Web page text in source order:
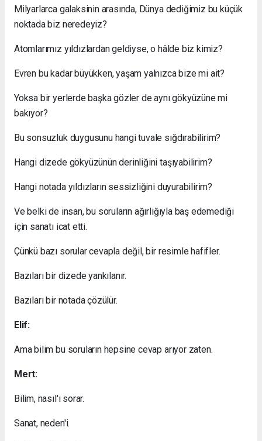
Milyarlarca galaksinin arasında, Dünya dediğimiz bu küçük
noktada biz neredeyiz?
Atomlarımız yıldızlardan geldiyse, o hâlde biz kimiz?
Evren bu kadar büyükken, yaşam yalnızca bize mi ait?
Yoksa bir yerlerde başka gözler de aynı gökyüzüne mi
bakıyor?
Bu sonsuzluk duygusunu hangi tuvale sığdırabilirim?
Hangi dizede gökyüzünün derinliğini taşıyabilirim?
Hangi notada yıldızların sessizliğini duyurabilirim?
Ve belki de insan, bu soruların ağırlığıyla baş edemediği
için sanatı icat etti.
Çünkü bazı sorular cevapla değil, bir resimle hafifler.
Bazıları bir dizede yankılanır.
Bazıları bir notada çözülür.
Elif:
Ama bilim bu soruların hepsine cevap arıyor zaten.
Mert:
Bilim, nasıl'ı sorar.
Sanat, neden'i.